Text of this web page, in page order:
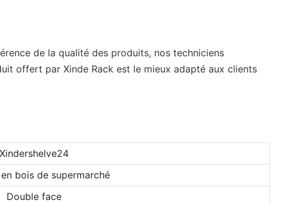
de la qualité des produits, nos techniciens
offert par Xinde Rack est le mieux adapté aux clients
Xindershelve24
bois de supermarché
Double face